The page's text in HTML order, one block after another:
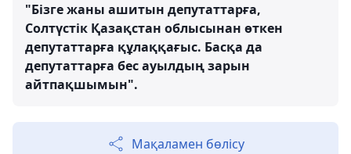
"Бізге жаны ашитын депутаттарға,
Солтүстік Қазақстан облысынан өткен
депутаттарға құлаққағыс. Басқа да
депутаттарға бес ауылдың зарын
айтпақшымын".
Мақаламен бөлісу